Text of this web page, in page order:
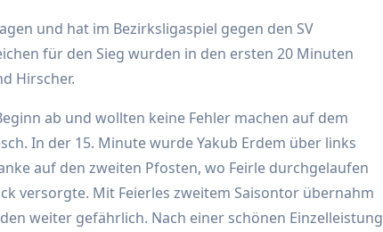
und hat im Bezirksligaspiel gegen den SV
für den Sieg wurden in den ersten 20 Minuten
Hirscher.
ab und wollten keine Fehler machen auf dem
In der 15. Minute wurde Yakub Erdem über links
auf den zweiten Pfosten, wo Feirle durchgelaufen
versorgte. Mit Feierles zweitem Saisontor übernahm
weiter gefährlich. Nach einer schönen Einzelleistung